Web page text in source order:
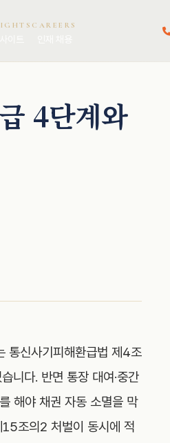
CAREERS
4단계와
통신사기피해환급법 제4조
니다. 반면 통장 대여·중간
해야 채권 자동 소멸을 막
조의2 처벌이 동시에 적